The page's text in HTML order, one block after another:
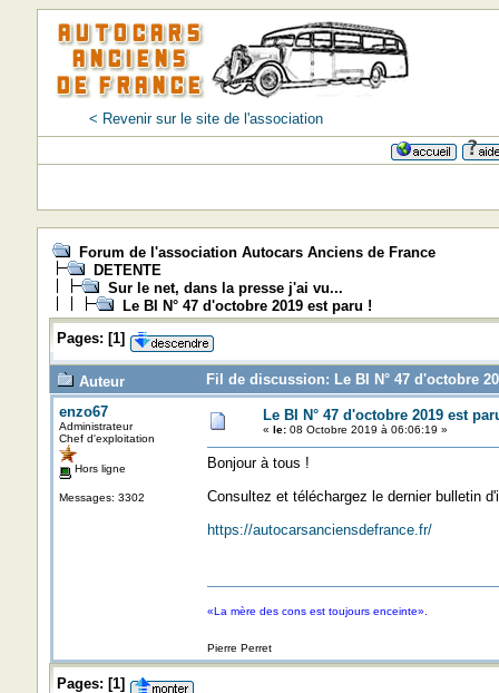
< Revenir sur le site de l'association
Forum de l'association Autocars Anciens de France
DETENTE
Sur le net, dans la presse j'ai vu...
Le BI N° 47 d'octobre 2019 est paru !
Pages: [1]
Auteur
Fil de discussion: Le BI N° 47 d'octobre
enzo67
Administrateur
Chef d'exploitation
Hors ligne
Messages: 3302
Le BI N° 47 d'octobre 2019 est
« le:08 Octobre 2019 à 06:06:19 »
Bonjour à tous !
Consultez et téléchargez le dernier bulletin
https://autocarsanciensdefrance.fr/
«La mère des cons est toujours enceinte».
Pierre Perret
Pages: [1]